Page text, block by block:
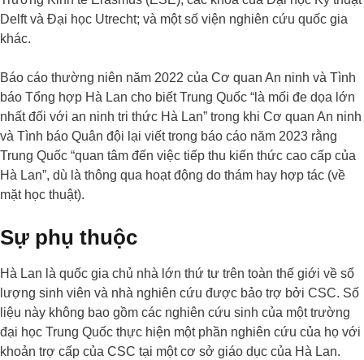
Delft và Đại học Utrecht; và một số viện nghiên cứu quốc gia
khác.
Báo cáo thường niên năm 2022 của Cơ quan An ninh và Tình
báo Tổng hợp Hà Lan cho biết Trung Quốc “là mối đe dọa lớn
nhất đối với an ninh tri thức Hà Lan” trong khi Cơ quan An ninh
và Tình báo Quân đội lại viết trong báo cáo năm 2023 rằng
Trung Quốc “quan tâm đến việc tiếp thu kiến thức cao cấp của
Hà Lan”, dù là thông qua hoạt động do thám hay hợp tác (về
mặt học thuật).
Sự phụ thuộc
Hà Lan là quốc gia chủ nhà lớn thứ tư trên toàn thế giới về số
lượng sinh viên và nhà nghiên cứu được bảo trợ bởi CSC. Số
liệu này không bao gồm các nghiên cứu sinh của một trường
đại học Trung Quốc thực hiện một phần nghiên cứu của họ với
khoản trợ cấp của CSC tại một cơ sở giáo dục của Hà Lan.